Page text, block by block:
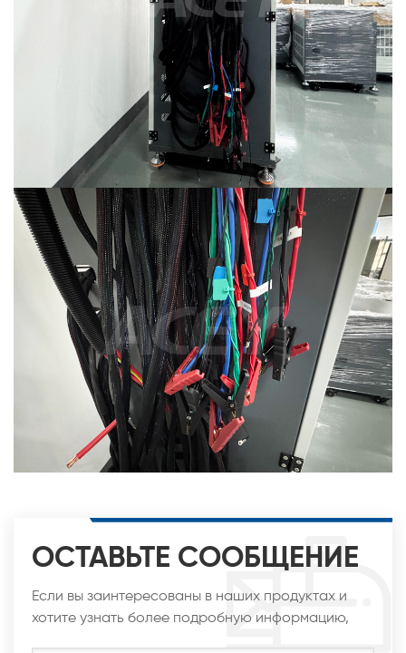
ОСТАВЬТЕ СООБЩЕНИЕ
Если вы заинтересованы в наших продуктах и
хотите узнать более подробную информацию,